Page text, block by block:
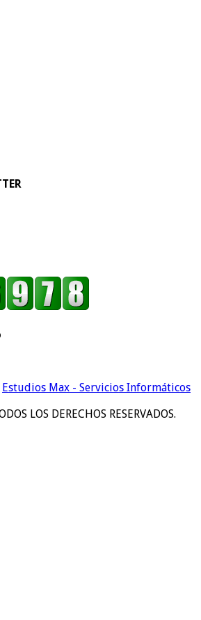
Estudios Max - Servicios Informáticos
LOS DERECHOS RESERVADOS.